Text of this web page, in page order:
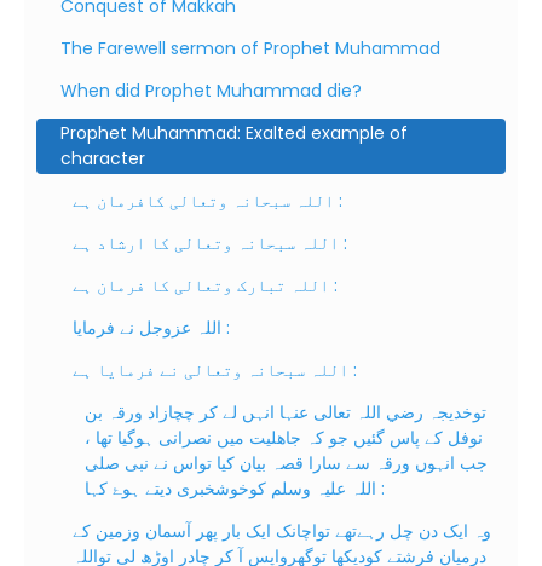
Conquest of Makkah
The Farewell sermon of Prophet Muhammad
When did Prophet Muhammad die?
Prophet Muhammad: Exalted example of
character
اللہ سبحانہ وتعالی کافرمان ہے :
اللہ سبحانہ وتعالی کا ارشاد ہے :
اللہ تبارک وتعالی کا فرمان ہے :
اللہ عزوجل نے فرمایا :
اللہ سبحانہ وتعالی نے فرمایا ہے :
توخدیجہ رضي اللہ تعالی عنہا انہں لے کر چچازاد ورقہ بن
نوفل کے پاس گئيں جو کہ جاھلیت میں نصرانی ہوگیا تھا ،
جب انہوں ورقہ سے سارا قصہ بیان کیا تواس نے نبی صلی
اللہ علیہ وسلم کوخوشخبری دیتے ہوۓ کہا :
وہ ایک دن چل رہےتھے تواچانک ایک بار پھر آسمان وزمین کے
درمیان فرشتے کودیکھا توگھرواپس آ کر چادر اوڑھ لی تواللہ